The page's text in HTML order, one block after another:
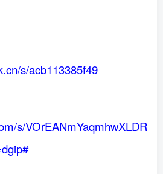
s/acb113385f49
s/VOrEANmYaqmhwXLDR